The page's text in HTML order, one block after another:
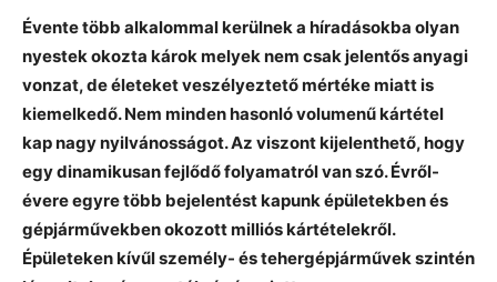
Évente több alkalommal kerülnek a híradásokba olyan
nyestek okozta károk melyek nem csak jelentős anyagi
vonzat, de életeket veszélyeztető mértéke miatt is
kiemelkedő. Nem minden hasonló volumenű kártétel
kap nagy nyilvánosságot. Az viszont kijelenthető, hogy
egy dinamikusan fejlődő folyamatról van szó. Évről-
évere egyre több bejelentést kapunk épületekben és
gépjárművekben okozott milliós kártételekről.
Épületeken kívűl személy- és tehergépjárművek szintén